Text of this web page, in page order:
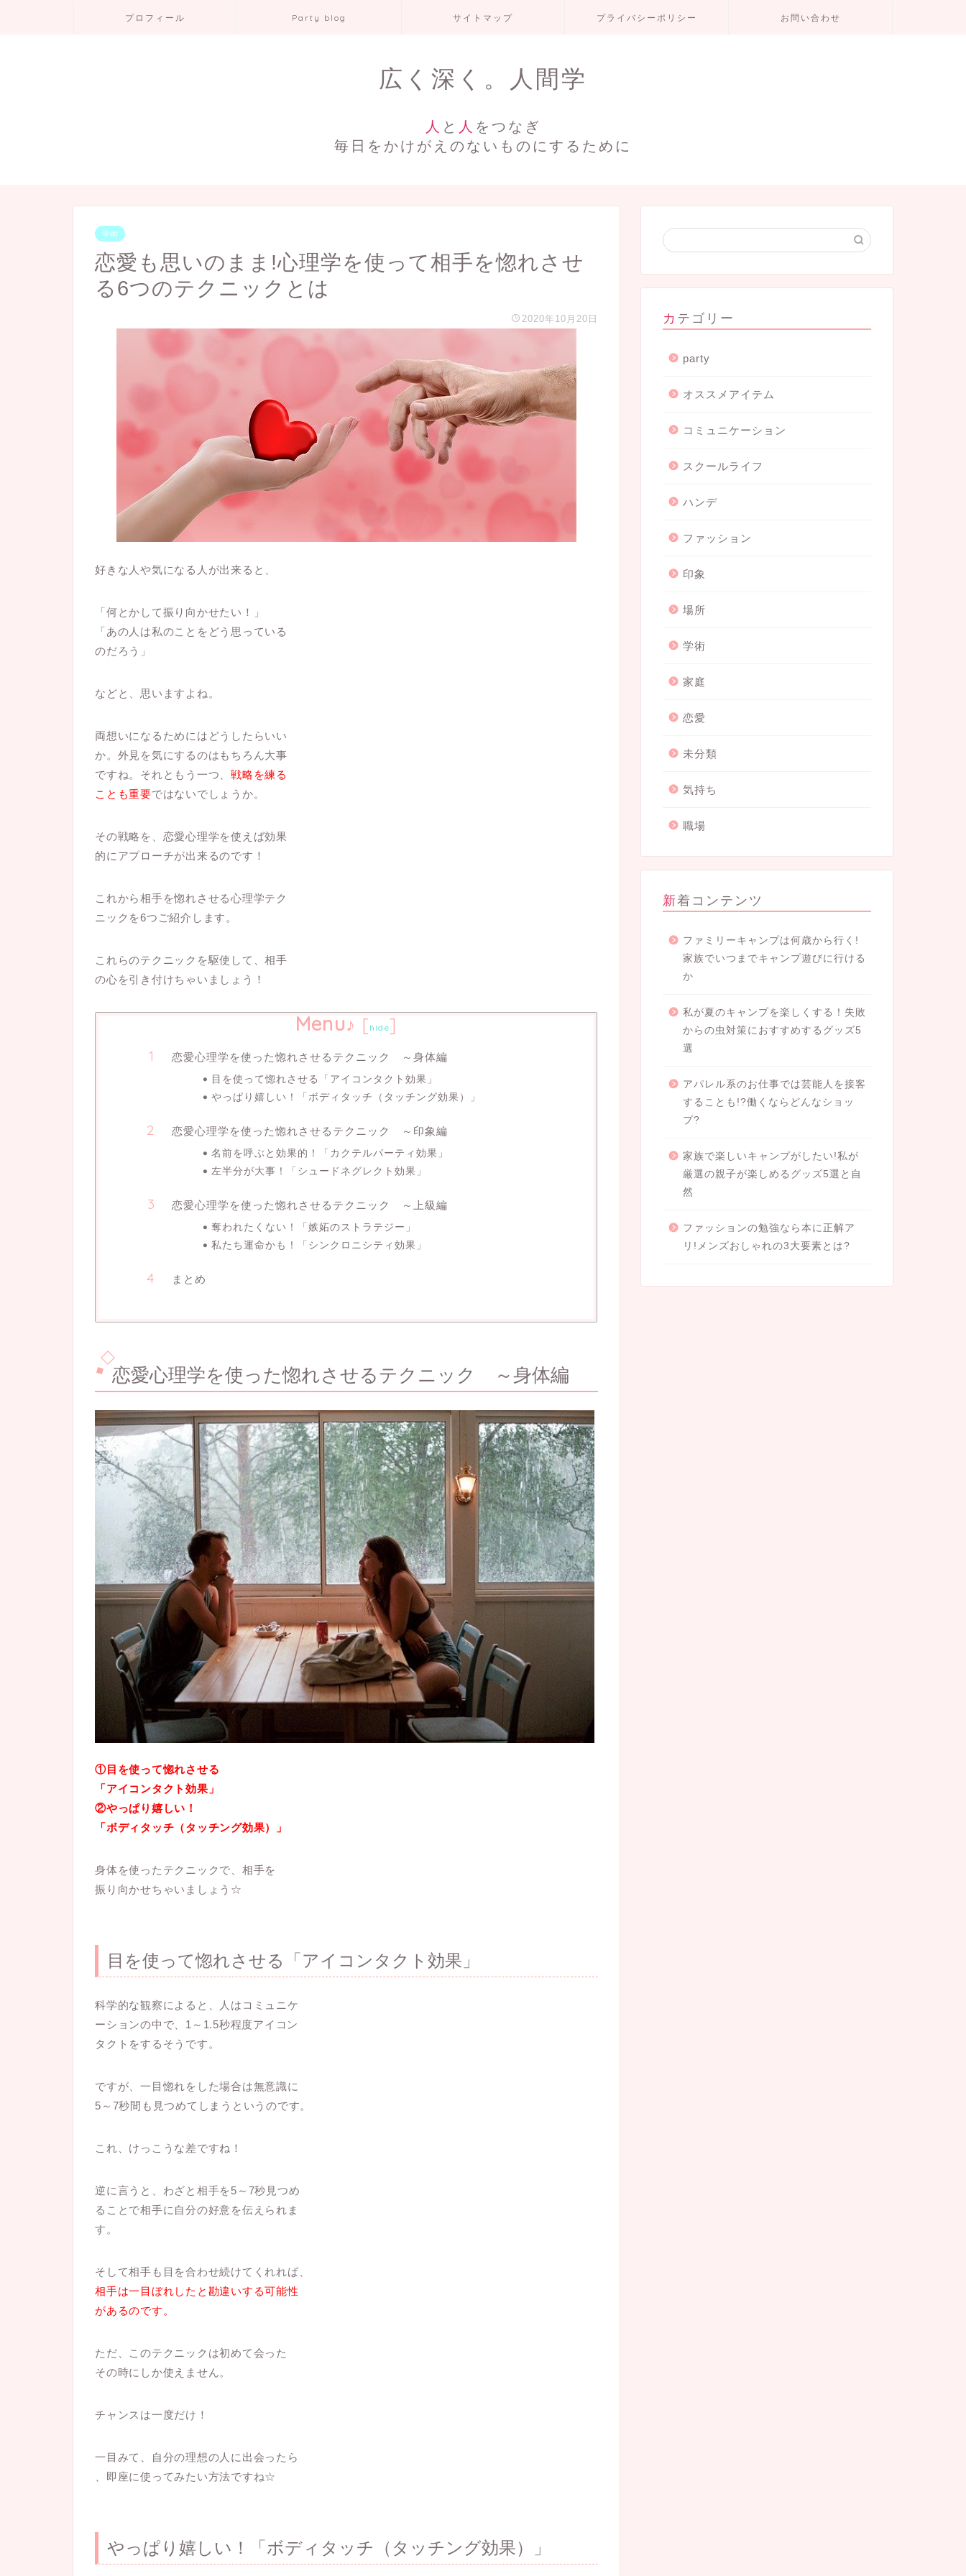
プロフィール Party blog サイトマップ プライバシーポリシー お問い合わせ
広く深く。人間学
人 と 人 をつなぎ
毎日をかけがえのないものにするために
学術
恋愛も思いのまま!心理学を使って相手を惚れさせ
る6つのテクニックとは
2020年10月20日
好きな人や気になる人が出来ると、
「何とかして振り向かせたい！」
「あの人は私のことをどう思っている
のだろう」
などと、思いますよね。
両想いになるためにはどうしたらいい
か。外見を気にするのはもちろん大事
ですね。それともう一つ、戦略を練る
ことも重要ではないでしょうか。
その戦略を、恋愛心理学を使えば効果
的にアプローチが出来るのです！
これから相手を惚れさせる心理学テク
ニックを6つご紹介します。
これらのテクニックを駆使して、相手
の心を引き付けちゃいましょう！
Menu♪ [hide]
恋愛心理学を使った惚れさせるテクニック ～身体編
目を使って惚れさせる「アイコンタクト効果」
やっぱり嬉しい！「ボディタッチ（タッチング効果）」
恋愛心理学を使った惚れさせるテクニック ～印象編
名前を呼ぶと効果的！「カクテルパーティ効果」
左半分が大事！「シュードネグレクト効果」
恋愛心理学を使った惚れさせるテクニック ～上級編
奪われたくない！「嫉妬のストラテジー」
私たち運命かも！「シンクロニシティ効果」
まとめ
恋愛心理学を使った惚れさせるテクニック ～身体編
①目を使って惚れさせる
「アイコンタクト効果」
②やっぱり嬉しい！
「ボディタッチ（タッチング効果）」
身体を使ったテクニックで、相手を
振り向かせちゃいましょう☆
目を使って惚れさせる「アイコンタクト効果」
科学的な観察によると、人はコミュニケ
ーションの中で、1～1.5秒程度アイコン
タクトをするそうです。
ですが、一目惚れをした場合は無意識に
5～7秒間も見つめてしまうというのです。
これ、けっこうな差ですね！
逆に言うと、わざと相手を5～7秒見つめ
ることで相手に自分の好意を伝えられま
す。
そして相手も目を合わせ続けてくれれば、
相手は一目ぼれしたと勘違いする可能性
があるのです。
ただ、このテクニックは初めて会った
その時にしか使えません。
チャンスは一度だけ！
一目みて、自分の理想の人に出会ったら
、即座に使ってみたい方法ですね☆
やっぱり嬉しい！「ボディタッチ（タッチング効果）」
カテゴリー
party
オススメアイテム
コミュニケーション
スクールライフ
ハンデ
ファッション
印象
場所
学術
家庭
恋愛
未分類
気持ち
職場
新着コンテンツ
ファミリーキャンプは何歳から行く!
家族でいつまでキャンプ遊びに行ける
か
私が夏のキャンプを楽しくする！失敗
からの虫対策におすすめするグッズ5
選
アパレル系のお仕事では芸能人を接客
することも!?働くならどんなショッ
プ?
家族で楽しいキャンプがしたい!私が
厳選の親子が楽しめるグッズ5選と自
然
ファッションの勉強なら本に正解ア
リ!メンズおしゃれの3大要素とは?